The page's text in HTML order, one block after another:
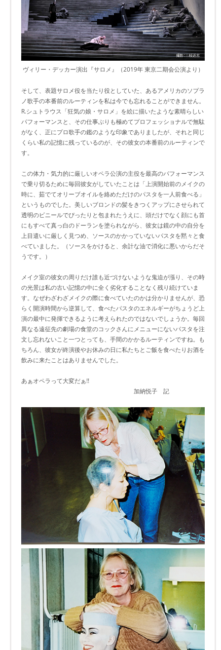
ヴィリー・デッカー演出『サロメ』（2019年 東京二期会公演より）
そして、表題サロメ役を当たり役としていた、あるアメリカのソプラ
ノ歌手の本番前のルーティンを私は今でも忘れることができません。
R.シュトラウス「狂気の娘・サロメ」を絵に描いたような素晴らしい
パフォーマンスと、その仕事ぶりも極めてプロフェッショナルで無駄
がなく、正にプロ歌手の鑑のような印象でありましたが、それと同じ
くらい私の記憶に残っているのが、その彼女の本番前のルーティンで
す。
この体力・気力的に厳しいオペラ公演の主役を最高のパフォーマンス
で乗り切るために毎回彼女がしていたことは「上演開始前のメイクの
時に、茹でてオリーブオイルを絡めただけのパスタを一人前食べる」
というものでした。美しいブロンドの髪をきつくアップにさせられて
透明のビニールでぴったりと包まれたうえに、頭だけでなく顔にも首
にもすべて真っ白のドーランを塗られながら、彼女は鏡の中の自分を
上目遣いに厳しく見つめ、ソースのかかっていないパスタを黙々と食
べていました。（ソースをかけると、余計な油で消化に悪いからだそ
うです。）
メイク室の彼女の周りだけ誰も近づけないような鬼迫が漲り、その時
の光景は私の古い記憶の中に全く劣化することなく残り続けていま
す。なぜわざわざメイクの際に食べていたのかは分かりませんが、恐
らく開演時間から逆算して、食べたパスタのエネルギーがちょうど上
演の最中に発揮できるように考えられたのではないでしょうか。毎回
異なる遠征先の劇場の食堂のコックさんにメニューにないパスタを注
文し忘れないこと一つとっても、手間のかかるルーティンですね。も
ちろん、彼女が終演後やお休みの日に私たちとご飯を食べたりお酒を
飲みに来たことはありませんでした。
あぁオペラって大変だぁ!!
加納悦子 記